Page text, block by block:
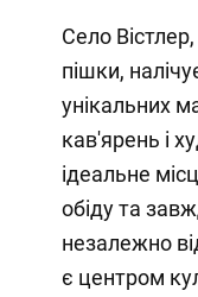
Село
пішки,
унікальних
кав'ярень і
ідеальне
обіду та
незалежно
є центром